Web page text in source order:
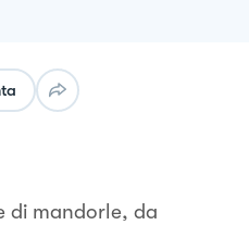
di mandorle, da